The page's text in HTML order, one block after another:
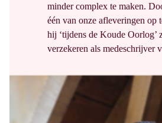
minder complex te maken.
één van onze afleveringen op
hij ‘tijdens de Koude Oorlog’
verzekeren als medeschrijver